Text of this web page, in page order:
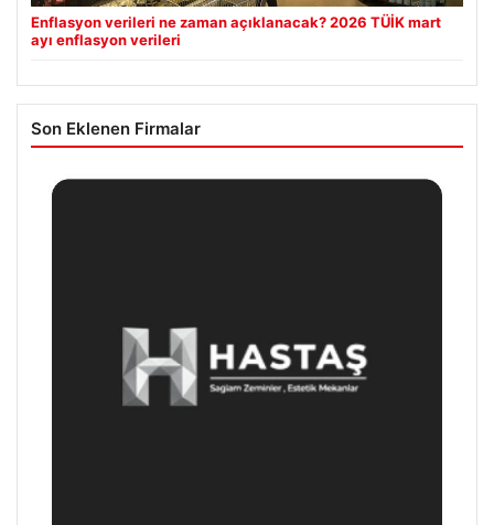
Enflasyon verileri ne zaman açıklanacak? 2026 TÜİK mart
ayı enflasyon verileri
Son Eklenen Firmalar